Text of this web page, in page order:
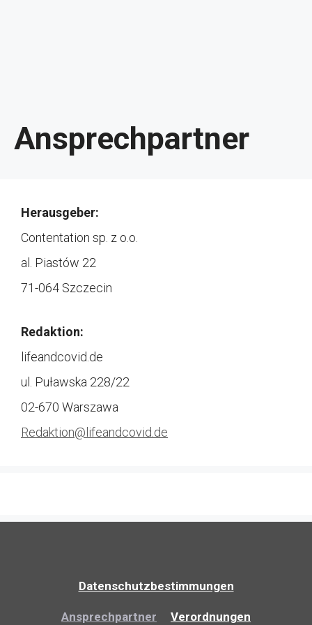
Ansprechpartner
Herausgeber:
Contentation sp. z o.o.
al. Piastów 22
71-064 Szczecin
Redaktion:
lifeandcovid.de
ul. Puławska 228/22
02-670 Warszawa
Redaktion@ lifeandcovid.de
Datenschutzbestimmungen
Ansprechpartner Verordnungen